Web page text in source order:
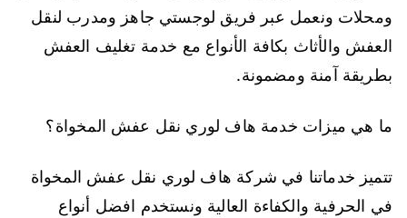
ومحلات ونعمل عبر فريق لوجستي جاهز ومدرب لنقل
العفش والأثاث بكافة الأنواع مع خدمة تغليف العفش
بطريقة آمنة ومضمونة.
ما هي ميزات خدمة هاف لوري نقل عفش المخواة؟
تتميز خدماتنا في شركة هاف لوري نقل عفش المخواة
في الحرفية والكفاءة العالية ونستخدم افضل أنواع